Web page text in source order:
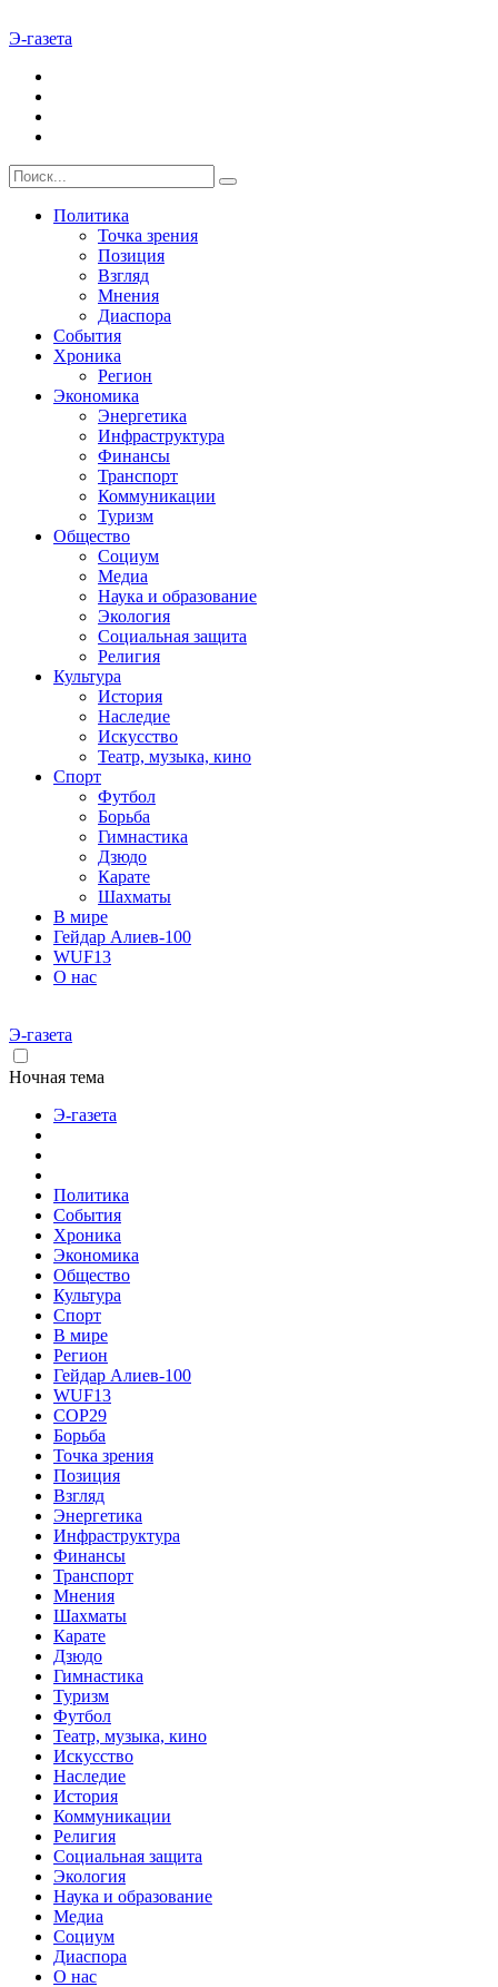
Э-газета
Политика
Точка зрения
Позиция
Взгляд
Мнения
Диаспора
События
Хроника
Регион
Экономика
Энергетика
Инфраструктура
Финансы
Транспорт
Коммуникации
Туризм
Общество
Социум
Медиа
Наука и образование
Экология
Социальная защита
Религия
Культура
История
Наследие
Искусство
Театр, музыка, кино
Спорт
Футбол
Борьба
Гимнастика
Дзюдо
Карате
Шахматы
В мире
Гейдар Алиев-100
WUF13
О нас
Э-газета
Ночная тема
Э-газета
Политика
События
Хроника
Экономика
Общество
Культура
Спорт
В мире
Регион
Гейдар Алиев-100
WUF13
COP29
Борьба
Точка зрения
Позиция
Взгляд
Энергетика
Инфраструктура
Финансы
Транспорт
Мнения
Шахматы
Карате
Дзюдо
Гимнастика
Туризм
Футбол
Театр, музыка, кино
Искусство
Наследие
История
Коммуникации
Религия
Социальная защита
Экология
Наука и образование
Медиа
Социум
Диаспора
О нас